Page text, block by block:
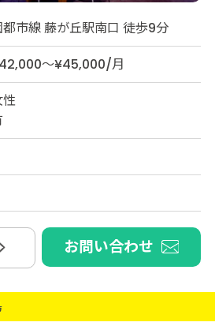
市線 藤が丘駅南口 徒歩9分
～¥45,000/月
お問い合わせ